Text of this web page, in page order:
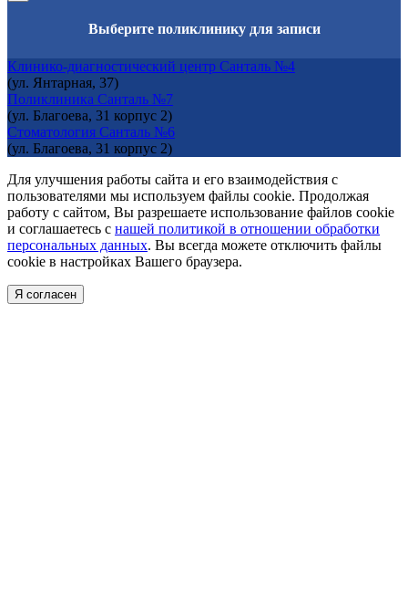
Выберите поликлинику для записи
Клинико-диагностический центр Санталь №4
(ул. Янтарная, 37)
Поликлиника Санталь №7
(ул. Благоева, 31 корпус 2)
Стоматология Санталь №6
(ул. Благоева, 31 корпус 2)
Для улучшения работы сайта и его взаимодействия с
пользователями мы используем файлы cookie. Продолжая
работу с сайтом, Вы разрешаете использование файлов cookie
и соглашаетесь с нашей политикой в отношении обработки
персональных данных. Вы всегда можете отключить файлы
cookie в настройках Вашего браузера.
Я согласен